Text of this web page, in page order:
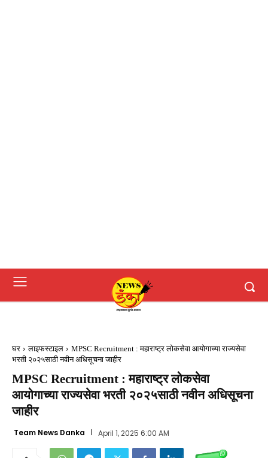
घर लाइफस्टाइल
MPSC Recruitment : महाराष्ट्र लोकसेवा आयोगाच्या राज्‍यसेवा
भरती २०२५साठी नवीन अधिसूचना जाहीर
MPSC Recruitment : महाराष्ट्र लोकसेवा
आयोगाच्या राज्‍यसेवा भरती २०२५साठी नवीन अधिसूचना
जाहीर
Team News Danka April 1, 2025 6:00 AM